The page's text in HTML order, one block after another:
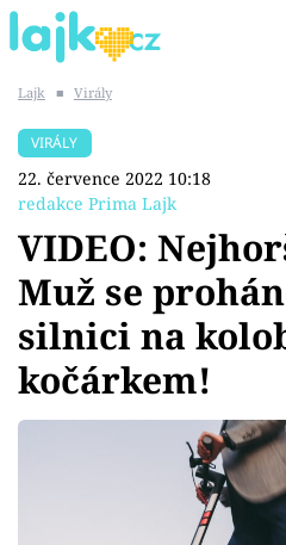
SHOPAHOLICADEL
Témata
Showbyznys
Youtubeři
Lajk ■ Virály
VIRÁLY
22. července 2022 10:18
redakce Prima Lajk
VIDEO:
Muž se
silnici na
kočárkem!